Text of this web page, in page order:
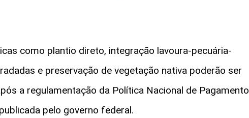
como plantio direto, integração lavoura-pecuária-
e preservação de vegetação nativa poderão ser
a regulamentação da Política Nacional de Pagamento
pelo governo federal.